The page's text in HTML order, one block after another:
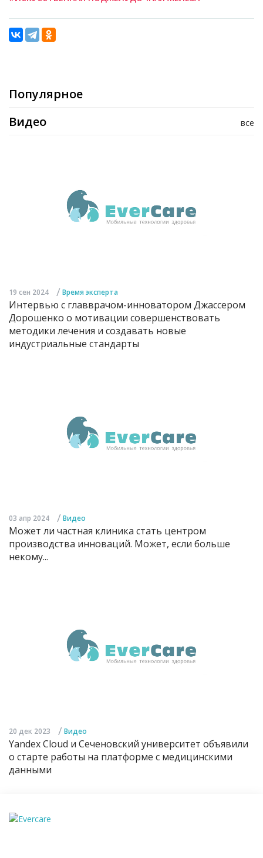
Популярное
все
Видео
19 сен 2024 / Время эксперта
Интервью с главврачом-инноватором Джассером
Дорошенко о мотивации совершенствовать
методики лечения и создавать новые
индустриальные стандарты
03 апр 2024 / Видео
Может ли частная клиника стать центром
производства инноваций. Может, если больше
некому...
20 дек 2023 / Видео
Yandex Cloud и Сеченовский университет объявили
о старте работы на платформе с медицинскими
данными